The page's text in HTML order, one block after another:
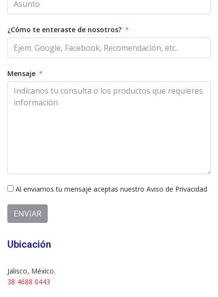
¿Cómo te enteraste de nosotros?
Mensaje
Al enviarnos tu mensaje aceptas nuestro Aviso de Privacidad
ENVIAR
Ubicación
Jalisco, México.
38 4688 0443